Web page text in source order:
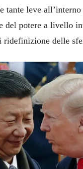
tante leve
del potere a livello
ridefinizione delle